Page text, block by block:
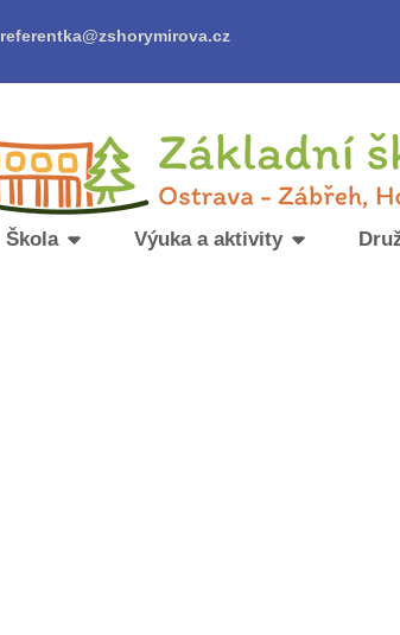
referentka@zshorymirova.cz
Škola Výuka a aktivity